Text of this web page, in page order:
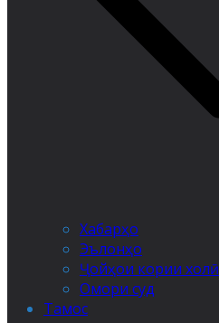
Хабарҳо
Эълонҳо
Ҷойҳои кории холӣ
Омори суд
Тамос